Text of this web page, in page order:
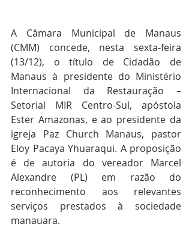
A Câmara Municipal de Manaus
(CMM) concede, nesta sexta-feira
(13/12), o título de Cidadão de
Manaus à presidente do Ministério
Internacional da Restauração –
Setorial MIR Centro-Sul, apóstola
Ester Amazonas, e ao presidente da
igreja Paz Church Manaus, pastor
Eloy Pacaya Yhuaraqui. A proposição
é de autoria do vereador Marcel
Alexandre (PL) em razão do
reconhecimento aos relevantes
serviços prestados à sociedade
manauara.